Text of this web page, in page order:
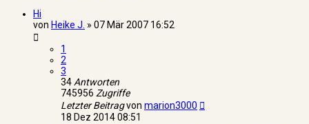
Hi
von Heike J. » 07 Mär 2007 16:52
1
2
3
34Antworten
745956 Zugriffe
Letzter Beitragvon marion3000
18 Dez 2014 08:51